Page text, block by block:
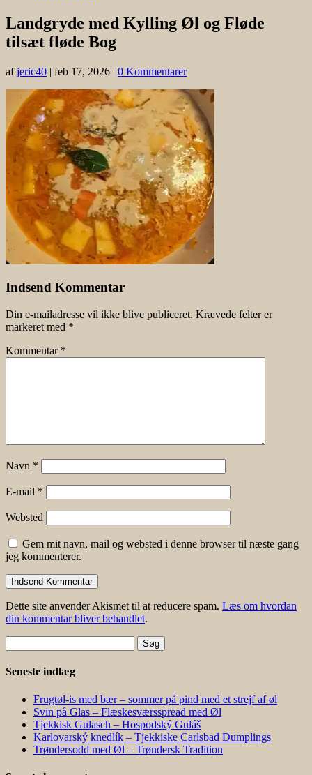
Landgryde med Kylling Øl og Fløde
tilsæt fløde Bog
afjeric40 | feb 17, 2026 | 0 Kommentarer
Indsend Kommentar
Din e-mailadresse vil ikke blive publiceret. Krævede felter er
markeret med *
Kommentar *
Navn *
E-mail *
Websted
Gem mit navn, mail og websted i denne browser til næste gang
jeg kommenterer.
Dette site anvender Akismet til at reducere spam. Læs om hvordan
din kommentar bliver behandlet.
efter:
Seneste indlæg
Frugtøl-is med bær – sommer på pind med et strejf af øl
Svin på Glas – Flæskesværsspread med Øl
Tjekkisk Gulasch – Hospodský Guláš
Karlovarský knedlík – Tjekkiske Carlsbad Dumplings
Trøndersodd med Øl – Trøndersk Tradition